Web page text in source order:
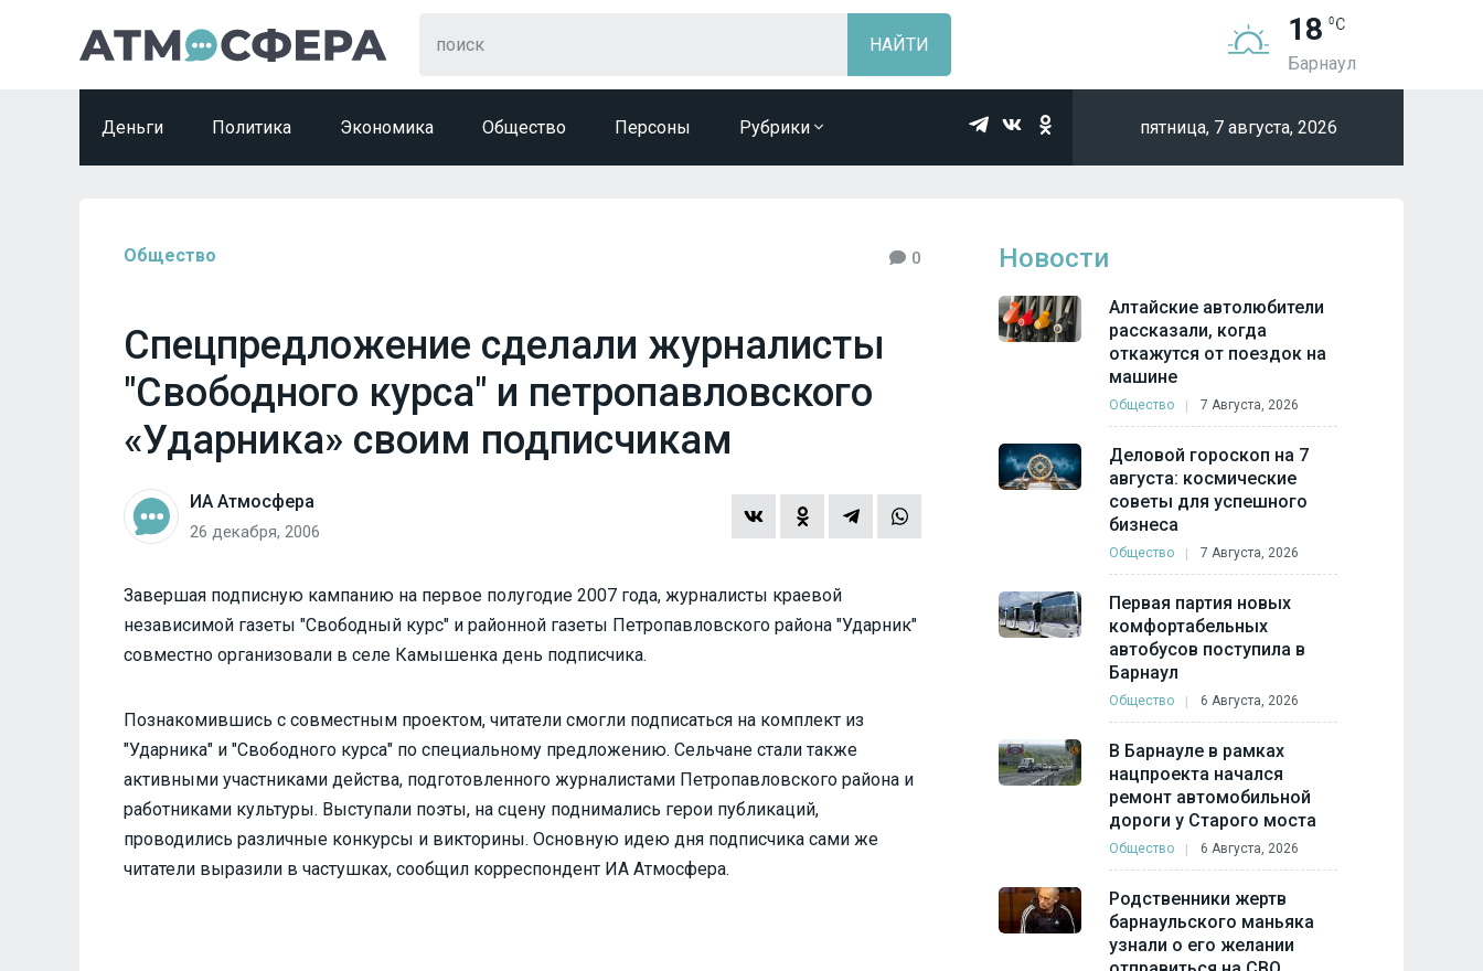
18
Барнаул
Деньги Политика Экономика Общество Персоны Рубрики пятница, 7 августа, 2026
Общество 0
Спецпредложение сделали журналисты
"Свободного курса" и петропавловского
«Ударника» своим подписчикам
ИА Атмосфера
26 декабря, 2006
Завершая подписную кампанию на первое полугодие 2007 года, журналисты краевой
независимой газеты "Свободный курс" и районной газеты Петропавловского района "Ударник"
совместно организовали в селе Камышенка день подписчика.
Познакомившись с совместным проектом, читатели смогли подписаться на комплект из
"Ударника" и "Свободного курса" по специальному предложению. Сельчане стали также
активными участниками действа, подготовленного журналистами Петропавловского района и
работниками культуры. Выступали поэты, на сцену поднимались герои публикаций,
проводились различные конкурсы и викторины. Основную идею дня подписчика сами же
читатели выразили в частушках, сообщил корреспондент ИА Атмосфера.
Новости
Алтайские автолюбители
рассказали, когда
откажутся от поездок на
машине
Общество 7 Августа, 2026
Деловой гороскоп на 7
августа: космические
советы для успешного
бизнеса
Общество 7 Августа, 2026
Первая партия новых
комфортабельных
автобусов поступила в
Барнаул
Общество 6 Августа, 2026
В Барнауле в рамках
нацпроекта начался
ремонт автомобильной
дороги у Старого моста
Общество 6 Августа, 2026
Родственники жертв
барнаульского маньяка
узнали о его желании